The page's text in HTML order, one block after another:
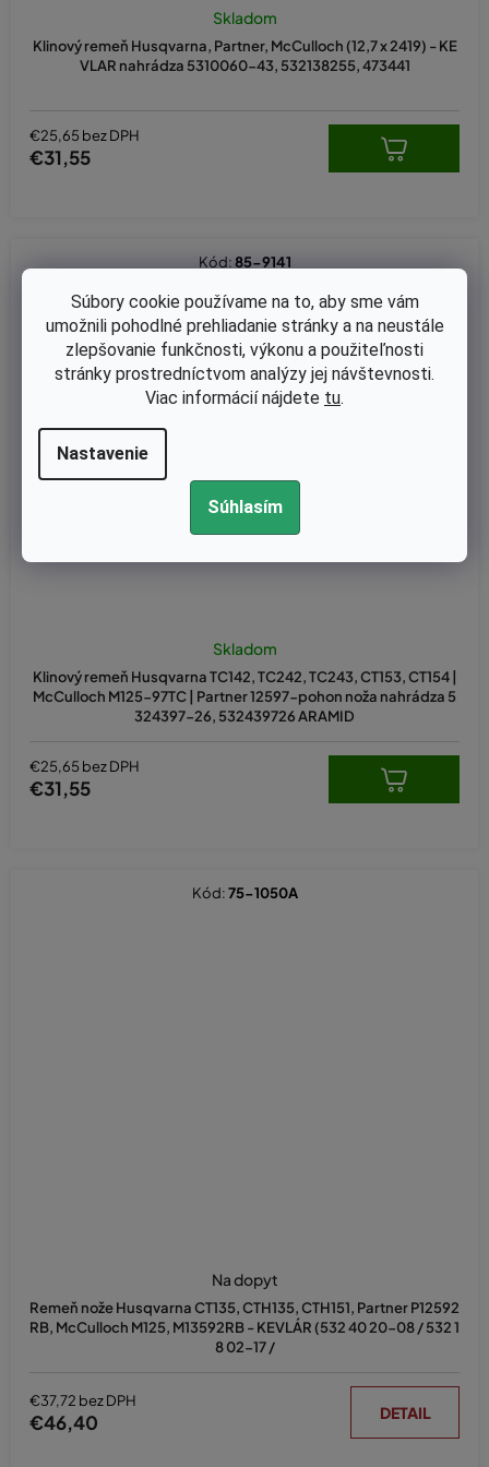
Súbory cookie používame na to, aby sme vám
umožnili pohodlné prehliadanie stránky a na neustále
zlepšovanie funkčnosti, výkonu a použiteľnosti
stránky prostredníctvom analýzy jej návštevnosti.
Viac informácií nájdete tu.
Nastavenie
Súhlasím
Klinový remeň Husqvarna, Partner, McCulloch (12,7 x 2419) - KE
VLAR nahrádza 5310060-43, 532138255, 473441
Skladom
€25,65 bez DPH
€31,55
Klinový remeň Husqvarna TC142, TC242, TC243, CT153, CT154 |
McCulloch M125-97TC | Partner 12597-pohon noža nahrádza 5
324397-26, 532439726 ARAMID
Skladom
€25,65 bez DPH
€31,55
Kód:85-9141
Remeň nože Husqvarna CT135, CTH135, CTH151, Partner P12592
RB, McCulloch M125, M13592RB - KEVLÁR (532 40 20-08 / 532 1
8 02-17 /
Na dopyt
€37,72 bez DPH
€46,40 DETAIL
Kód:75-1050A